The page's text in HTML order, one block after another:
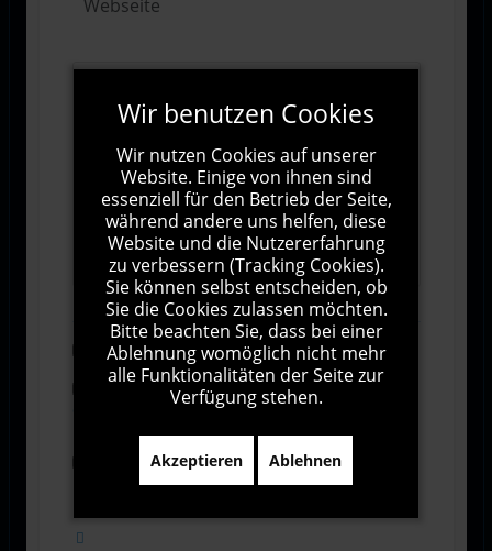
1000Zeichen übrig
Abonnieren
Ich stimme den Allgemeinen
Geschäftsbedingungen zu.
Ich bin damit einverstanden, dass diese Website
meine Daten über dieses Formular erhebt.
Wir benutzen Cookies
Wir nutzen Cookies auf unserer
Website. Einige von ihnen sind
essenziell für den Betrieb der Seite,
während andere uns helfen, diese
Website und die Nutzererfahrung
zu verbessern (Tracking Cookies).
Sie können selbst entscheiden, ob
Sie die Cookies zulassen möchten.
Bitte beachten Sie, dass bei einer
Ablehnung womöglich nicht mehr
alle Funktionalitäten der Seite zur
Verfügung stehen.
Akzeptieren Ablehnen